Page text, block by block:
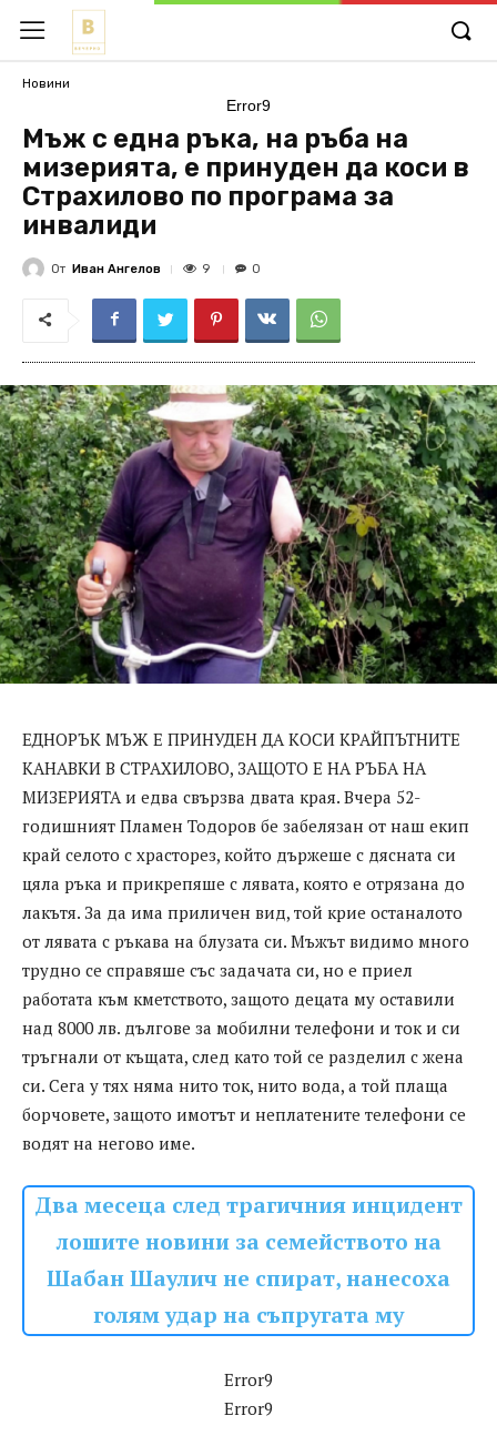
Новини
Error9
Мъж с една ръка, на ръба на
мизерията, е принуден да коси в
Страхилово по програма за
инвалиди
От Иван Ангелов 9 0
ЕДНОРЪК МЪЖ Е ПРИНУДЕН ДА КОСИ КРАЙПЪТНИТЕ
КАНАВКИ В СТРАХИЛОВО, ЗАЩОТО Е НА РЪБА НА
МИЗЕРИЯТА и едва свързва двата края. Вчера 52-
годишният Пламен Тодоров бе забелязан от наш екип
край селото с храсторез, който държеше с дясната си
цяла ръка и прикрепяше с лявата, която е отрязана до
лакътя. За да има приличен вид, той крие останалото
от лявата с ръкава на блузата си. Мъжът видимо много
трудно се справяше със задачата си, но е приел
работата към кметството, защото децата му оставили
над 8000 лв. дългове за мобилни телефони и ток и си
тръгнали от къщата, след като той се разделил с жена
си. Сега у тях няма нито ток, нито вода, а той плаща
борчовете, защото имотът и неплатените телефони се
водят на негово име.
Два месеца след трагичния инцидент
лошите новини за семейството на
Шабан Шаулич не спират, нанесоха
голям удар на съпругата му
Error9
Error9